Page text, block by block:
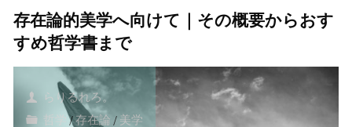
美
第
ヴ
ナ
技
時
存在論的美学へ向けて｜その概要からおす
すめ哲学書まで
らりるれろ。
哲学
/存在論 / 美学